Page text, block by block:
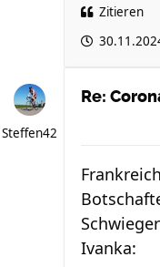
Zitieren
Steffen42
Re:
Ivanka: